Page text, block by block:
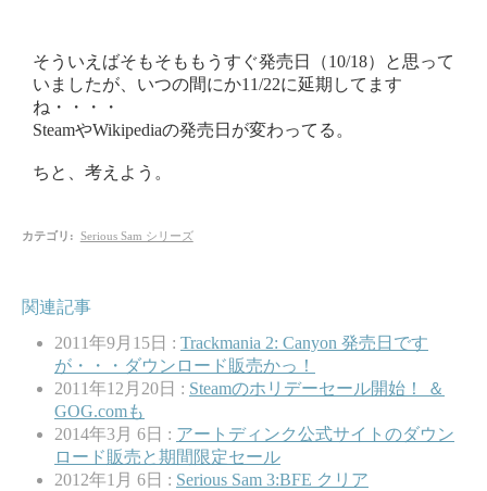
そういえばそもそももうすぐ発売日（10/18）と思って
いましたが、いつの間にか11/22に延期してます
ね・・・・
SteamやWikipediaの発売日が変わってる。
ちと、考えよう。
カテゴリ : Serious Sam シリーズ
関連記事
2011年9月15日 : Trackmania 2: Canyon 発売日です
が・・・ダウンロード販売かっ！
2011年12月20日 : Steamのホリデーセール開始！ ＆
GOG.comも
2014年3月 6日 : アートディンク公式サイトのダウン
ロード販売と期間限定セール
2012年1月 6日 : Serious Sam 3:BFE クリア